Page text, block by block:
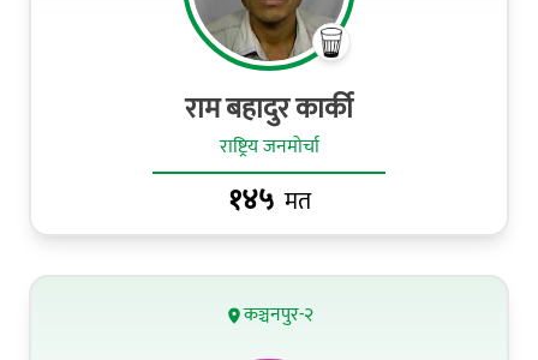
राम बहादुर कार्की
राष्ट्रिय जनमोर्चा
१४५ मत
कञ्चनपुर-२